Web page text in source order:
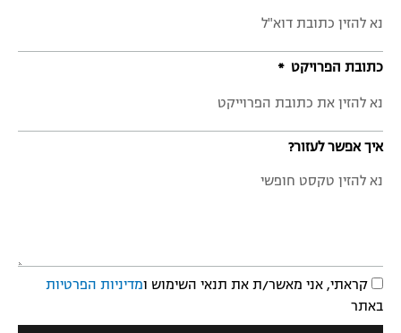
כתובת הפרויקט
איך אפשר לעזור?
קראתי, אני מאשר/ת את תנאי השימוש ומדיניות הפרטיות
באתר